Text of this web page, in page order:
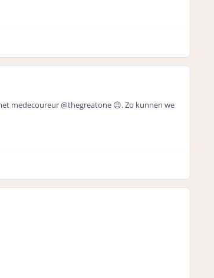
medecoureur @thegreatone 😉. Zo kunnen we